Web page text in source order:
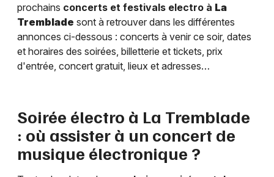
prochains concerts et festivals electro à La
Tremblade sont à retrouver dans les différentes
annonces ci-dessous : concerts à venir ce soir, dates
et horaires des soirées, billetterie et tickets, prix
d'entrée, concert gratuit, lieux et adresses…
Soirée électro à La Tremblade
: où assister à un concert de
musique électronique ?